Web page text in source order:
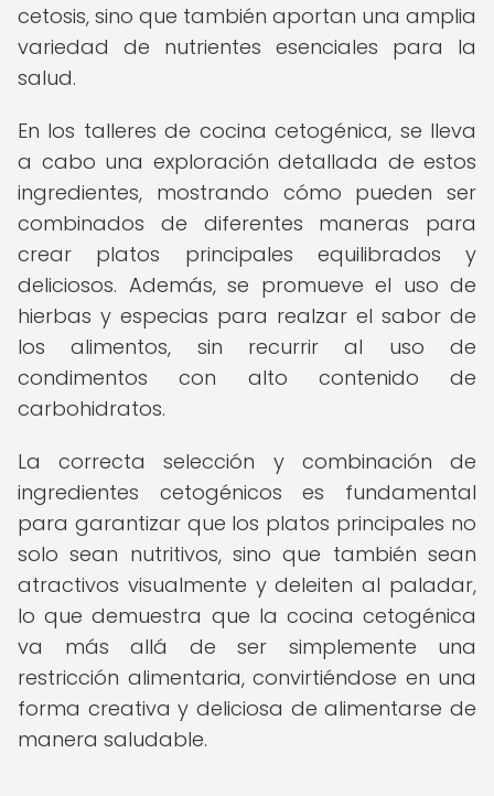
cetosis, sino que también aportan una amplia
variedad de nutrientes esenciales para la
salud.
En los talleres de cocina cetogénica, se lleva
a cabo una exploración detallada de estos
ingredientes, mostrando cómo pueden ser
combinados de diferentes maneras para
crear platos principales equilibrados y
deliciosos. Además, se promueve el uso de
hierbas y especias para realzar el sabor de
los alimentos, sin recurrir al uso de
condimentos con alto contenido de
carbohidratos.
La correcta selección y combinación de
ingredientes cetogénicos es fundamental
para garantizar que los platos principales no
solo sean nutritivos, sino que también sean
atractivos visualmente y deleiten al paladar,
lo que demuestra que la cocina cetogénica
va más allá de ser simplemente una
restricción alimentaria, convirtiéndose en una
forma creativa y deliciosa de alimentarse de
manera saludable.